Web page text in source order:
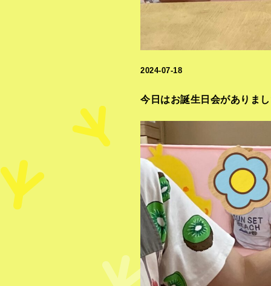
2024-07-18
今日はお誕生日会がありま